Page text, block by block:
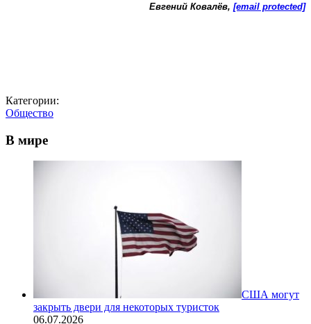
Евгений Ковалёв, [email protected]
Категории:
Общество
В мире
США могут
закрыть двери для некоторых туристок
06.07.2026